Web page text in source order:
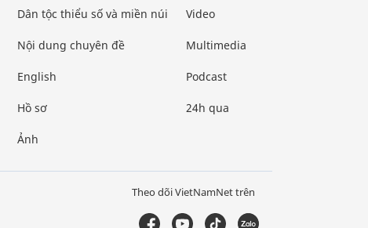
Dân tộc thiểu số và miền núi
Nội dung chuyên đề
English
Hồ sơ
Ảnh
Video
Multimedia
Podcast
24h qua
Theo dõi VietNamNet trên